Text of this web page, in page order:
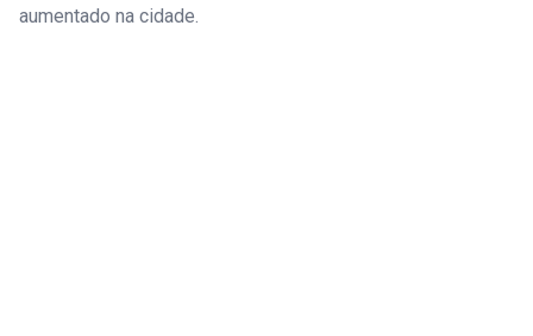
aumentado na cidade.